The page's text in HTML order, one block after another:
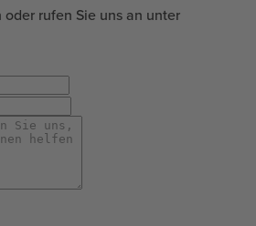
oder rufen Sie uns an unter